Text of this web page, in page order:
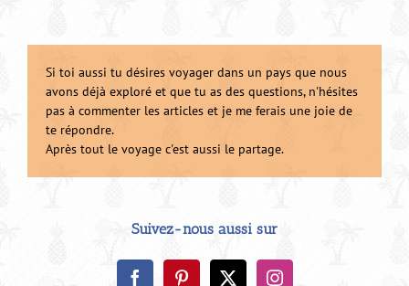
Si toi aussi tu désires voyager dans un pays que nous
avons déjà exploré et que tu as des questions, n'hésites
pas à commenter les articles et je me ferais une joie de
te répondre.
Après tout le voyage c'est aussi le partage.
Suivez-nous aussi sur